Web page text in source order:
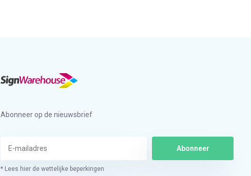
Abonneer op de nieuwsbrief
Abonneer
* Lees hier de wettelijke beperkingen